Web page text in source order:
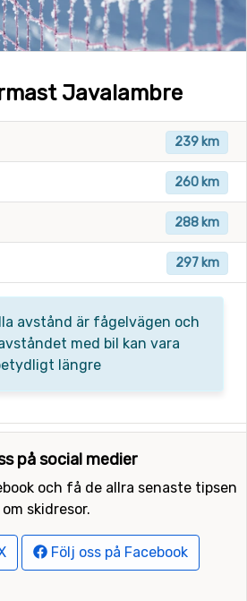
Javalambre
239 km
260 km
288 km
297 km
avstånd är fågelvägen och
med bil kan vara
längre
på social medier
och få de allra senaste tipsen
om skidresor.
Följ oss på Facebook